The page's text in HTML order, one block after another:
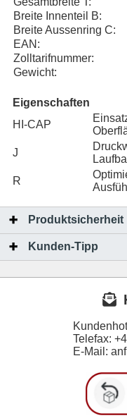
Breite Innenteil B:
Breite Aussenring C:
EAN:
Zolltarifnummer:
Gewicht:
Eigenschaften
HI-CAP
J
R
Produktsicherheit
Kunden-Tipp
Telefax:
E-Mail: